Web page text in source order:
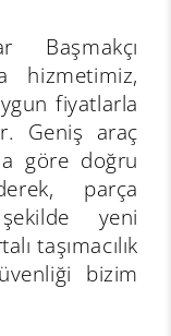
Başmakçı
hizmetimiz,
fiyatlarla
Geniş araç
göre doğru
parça
yeni
taşımacılık
bizim